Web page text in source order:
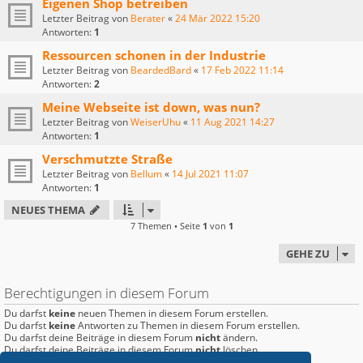
Eigenen Shop betreiben
Letzter Beitrag von Berater«24 Mär 2022 15:20
Antworten: 1
Ressourcen schonen in der Industrie
Letzter Beitrag von BeardedBard« 17 Feb 2022 11:14
Antworten:2
Meine Webseite ist down, was nun?
Letzter Beitrag vonWeiserUhu« 11 Aug 2021 14:27
Antworten: 1
Verschmutzte Straße
Letzter Beitrag von Bellum« 14 Jul 2021 11:07
Antworten: 1
NEUES THEMA
7 Themen • Seite 1 von 1
GEHE ZU
Berechtigungen in diesem Forum
Du darfst keine neuen Themen in diesem Forum erstellen.
Du darfst keineAntworten zu Themen in diesem Forum erstellen.
Du darfst deine Beiträge in diesem Forum nichtändern.
Du darfst deine Beiträge in diesem Forumnichtlöschen.